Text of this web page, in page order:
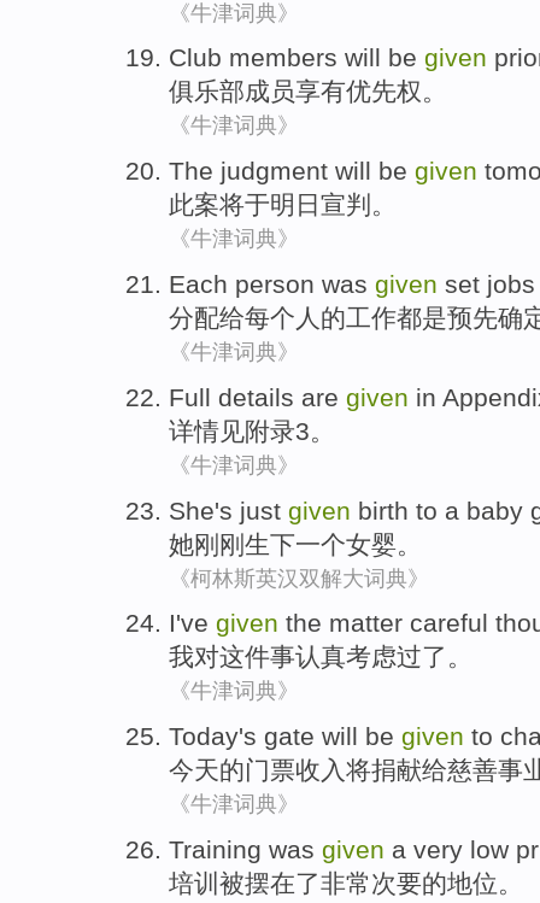
《牛津词典》
Club members will be given
俱乐部成员享有优先权。
《牛津词典》
The judgment will be given
此案将于明日宣判。
《牛津词典》
Each person was given set jobs
分配给每个 人 的工作都是预先确
《牛津词典》
Full details are given in
详情见附录3。
《牛津词典》
She's just given birth to a baby
她刚刚生下一个女婴。
《柯林斯英汉双解大词典》
I've given the matter careful
我对这件事认真考虑过了。
《牛津词典》
Today's gate will be given to
今天的门票收入将捐献给慈善事
《牛津词典》
Training was given a very low
培训 被摆在了非常次要的地位。